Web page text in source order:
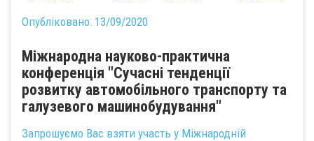
Опубліковано: 13/09/2020
Міжнародна науково-практична
конференція "Сучасні тенденції
розвитку автомобільного транспорту та
галузевого машинобудування"
Запрошуємо Вас взяти участь у Міжнародній